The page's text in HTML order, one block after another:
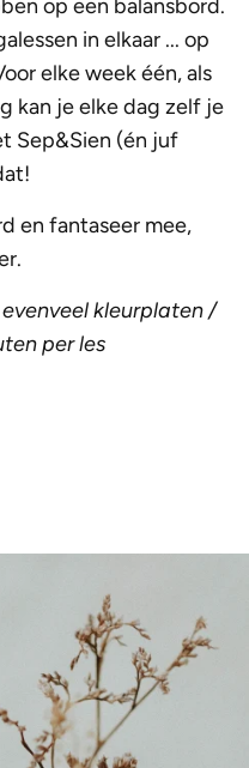
op een balansbord.
in elkaar ... op
elke week één, als
kan je elke dag zelf je
Sep&Sien (én juf
en fantaseer mee,
kleurplaten /
per les